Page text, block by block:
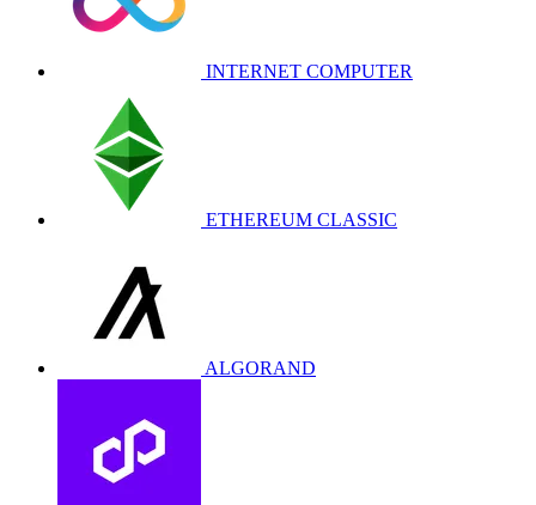
INTERNET COMPUTER
ETHEREUM CLASSIC
ALGORAND